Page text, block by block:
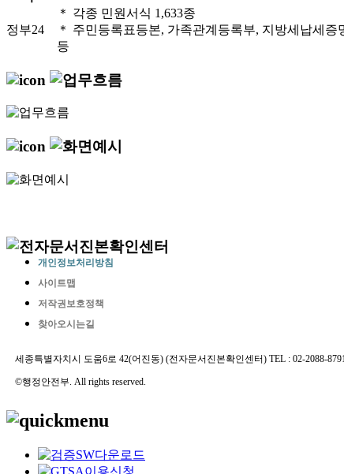
정부24
＊ 각종 민원서식 1,633종
＊ 주민등록표등본, 가족관계등록부, 지방세납세증
등
개인정보처리방침
사이트맵
저작권보호정책
찾아오시는길
세종특별자치시 도움6로 42(어진동) (전자문서진본확인센터) TEL : 02-2088-
©행정안전부. All rights reserved.